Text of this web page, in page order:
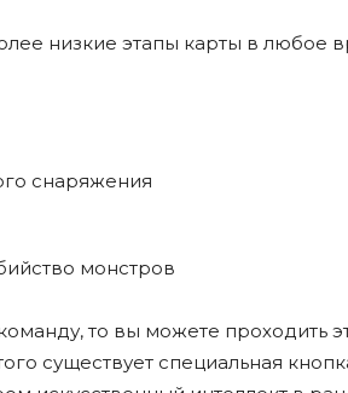
низкие этапы карты в любое
снаряжения
монстров
то вы можете проходить
существует специальная